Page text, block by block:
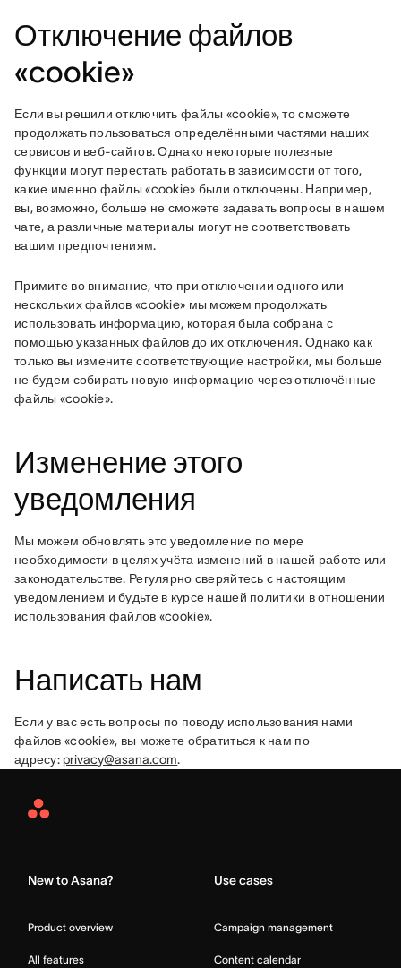
Отключение файлов
«cookie»
Если вы решили отключить файлы «cookie», то сможете
продолжать пользоваться определёнными частями наших
сервисов и веб-сайтов. Однако некоторые полезные
функции могут перестать работать в зависимости от того,
какие именно файлы «cookie» были отключены. Например,
вы, возможно, больше не сможете задавать вопросы в нашем
чате, а различные материалы могут не соответствовать
вашим предпочтениям.
Примите во внимание, что при отключении одного или
нескольких файлов «cookie» мы можем продолжать
использовать информацию, которая была собрана с
помощью указанных файлов до их отключения. Однако как
только вы измените соответствующие настройки, мы больше
не будем собирать новую информацию через отключённые
файлы «cookie».
Изменение этого
уведомления
Мы можем обновлять это уведомление по мере
необходимости в целях учёта изменений в нашей работе или
законодательстве. Регулярно сверяйтесь с настоящим
уведомлением и будьте в курсе нашей политики в отношении
использования файлов «cookie».
Написать нам
Если у вас есть вопросы по поводу использования нами
файлов «cookie», вы можете обратиться к нам по
адресу: privacy@asana.com.
Asana
New to Asana?
Product overview
All features
Use cases
Campaign management
Content calendar